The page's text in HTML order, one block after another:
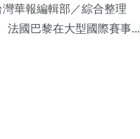
華報編輯部／綜合整理
巴黎在大型國際賽事...